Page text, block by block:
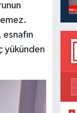
esnafın
yükünden